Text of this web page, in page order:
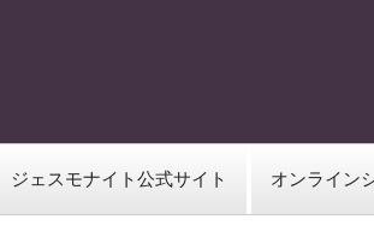
ジェスモナイト公式サイト オンライン